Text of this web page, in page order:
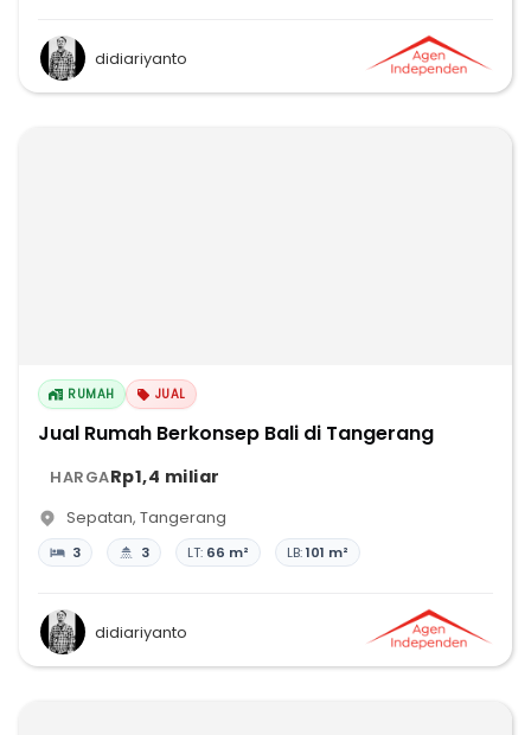
didiariyanto
RUMAH JUAL
Jual Rumah Berkonsep Bali di Tangerang
HARGARp1,4 miliar
Sepatan, Tangerang
3 3 LT: 66 m² LB:101 m²
didiariyanto